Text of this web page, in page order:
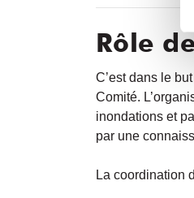
Rôle
C’est dans le
Comité.
inondations et
par une
La coordination